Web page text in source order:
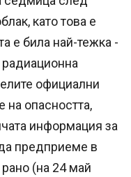
като това е
е била най-тежка -
официални
на опасността,
информация за
предприеме в
(на 24 май